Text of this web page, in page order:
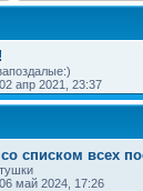
02 апр 2021, 23:37
со списком всех
06 май 2024, 17:26